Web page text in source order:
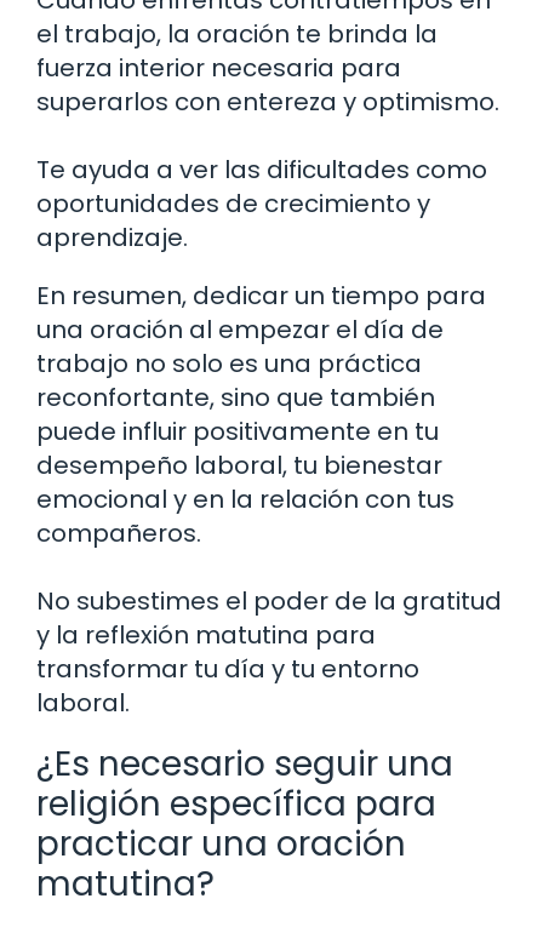
el trabajo, la oración te brinda la
fuerza interior necesaria para
superarlos con entereza y optimismo.
Te ayuda a ver las dificultades como
oportunidades de crecimiento y
aprendizaje.
En resumen, dedicar un tiempo para
una oración al empezar el día de
trabajo no solo es una práctica
reconfortante, sino que también
puede influir positivamente en tu
desempeño laboral, tu bienestar
emocional y en la relación con tus
compañeros.
No subestimes el poder de la gratitud
y la reflexión matutina para
transformar tu día y tu entorno
laboral.
¿Es necesario seguir una
religión específica para
practicar una oración
matutina?